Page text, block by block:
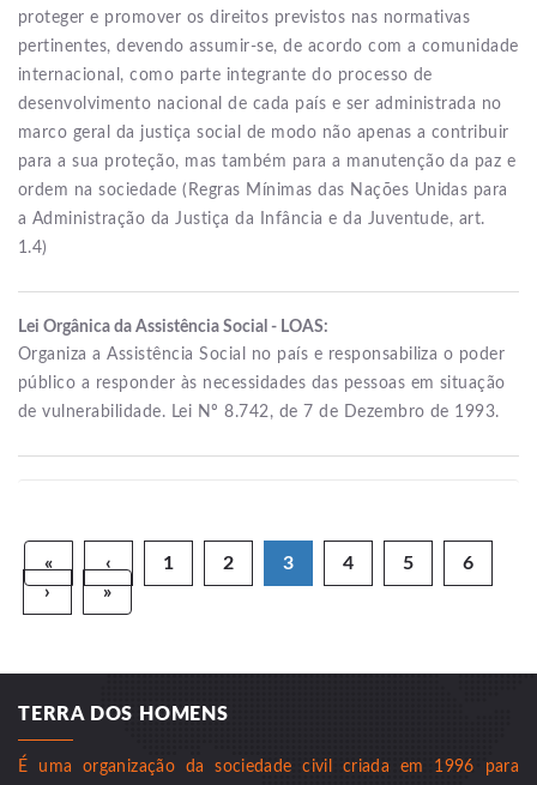
proteger e promover os direitos previstos nas normativas
pertinentes, devendo assumir-se, de acordo com a comunidade
internacional, como parte integrante do processo de
desenvolvimento nacional de cada país e ser administrada no
marco geral da justiça social de modo não apenas a contribuir
para a sua proteção, mas também para a manutenção da paz e
ordem na sociedade (Regras Mínimas das Nações Unidas para
a Administração da Justiça da Infância e da Juventude, art.
1.4)
Lei Orgânica da Assistência Social - LOAS:
Organiza a Assistência Social no país e responsabiliza o poder
público a responder às necessidades das pessoas em situação
de vulnerabilidade. Lei Nº 8.742, de 7 de Dezembro de 1993.
« ‹ 1 2 3 4 5
6
›
»
TERRA DOS HOMENS
É uma organização da sociedade civil criada em 1996 para